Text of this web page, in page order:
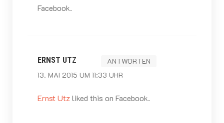
Facebook.
ERNST UTZ
13. MAI 2015 UM 11:33 UHR
ANTWORTEN
Ernst Utzliked this on Facebook.